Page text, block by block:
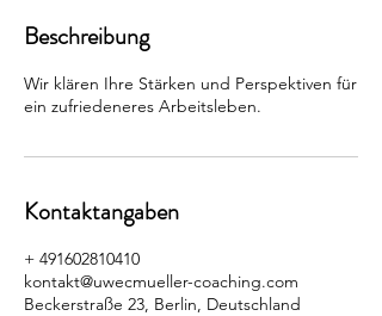
Beschreibung
Wir klären Ihre Stärken und Perspektiven für
ein zufriedeneres Arbeitsleben.
Kontaktangaben
+ 491602810410
kontakt@uwecmueller-coaching.com
Beckerstraße 23, Berlin, Deutschland